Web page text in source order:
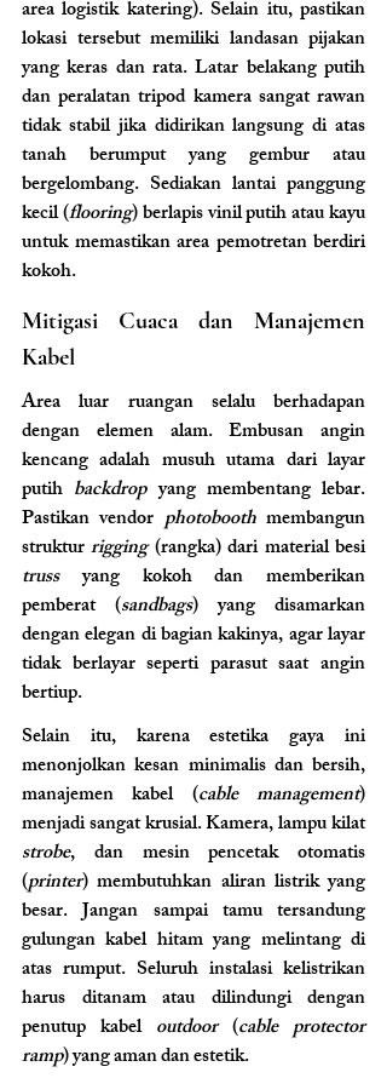
area logistik katering). Selain itu, pastikan
lokasi tersebut memiliki landasan pijakan
yang keras dan rata. Latar belakang putih
dan peralatan tripod kamera sangat rawan
tidak stabil jika didirikan langsung di atas
tanah berumput yang gembur atau
bergelombang. Sediakan lantai panggung
kecil (flooring) berlapis vinil putih atau kayu
untuk memastikan area pemotretan berdiri
kokoh.
Mitigasi Cuaca dan Manajemen
Kabel
Area luar ruangan selalu berhadapan
dengan elemen alam. Embusan angin
kencang adalah musuh utama dari layar
putih backdrop yang membentang lebar.
Pastikan vendor photobooth membangun
struktur rigging
(rangka) dari material besi
truss yang kokoh dan memberikan
pemberat (sandbags) yang disamarkan
dengan elegan di bagian kakinya, agar layar
tidak berlayar seperti parasut saat angin
bertiup.
Selain itu, karena estetika gaya ini
menonjolkan kesan minimalis dan bersih,
manajemen kabel (cable management)
menjadi sangat krusial. Kamera, lampu kilat
strobe, dan mesin pencetak otomatis
(printer) membutuhkan aliran listrik yang
besar. Jangan sampai tamu tersandung
gulungan kabel hitam yang melintang di
atas rumput. Seluruh instalasi kelistrikan
harus ditanam atau dilindungi dengan
penutup kabel outdoor (cable protector
ramp) yang aman dan estetik.